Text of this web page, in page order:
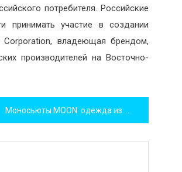
потребителя. Российские
принимать участие в создании
владеющая брендом,
производителей на Восточно-